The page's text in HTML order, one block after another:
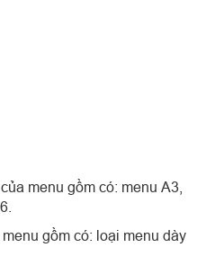
menu gồm có: menu A3,
gồm có: loại menu dày